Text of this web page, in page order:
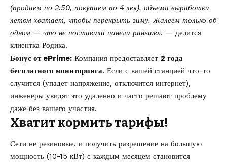
(продаем по 2.50, покупаем по 4 лея), объема выработки
летом хватает, чтобы перекрыть зиму. Жалеем только об
одном — что не поставили панели раньше», — делится
клиентка Родика.
Бонус от ePrime: Компания предоставляет 2 года
бесплатного мониторинга. Если с вашей станцией что-то
случится (упадет напряжение, отключится интернет),
инженеры увидят это удаленно и часто решают проблему
даже без вашего участия.
Хватит кормить тарифы!
Сети не резиновые, и получить разрешение на большую
мощность (10-15 кВт) с каждым месяцем становится